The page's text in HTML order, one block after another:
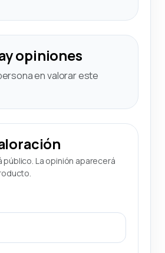
opiniones
en valorar este
público. La opinión aparecerá